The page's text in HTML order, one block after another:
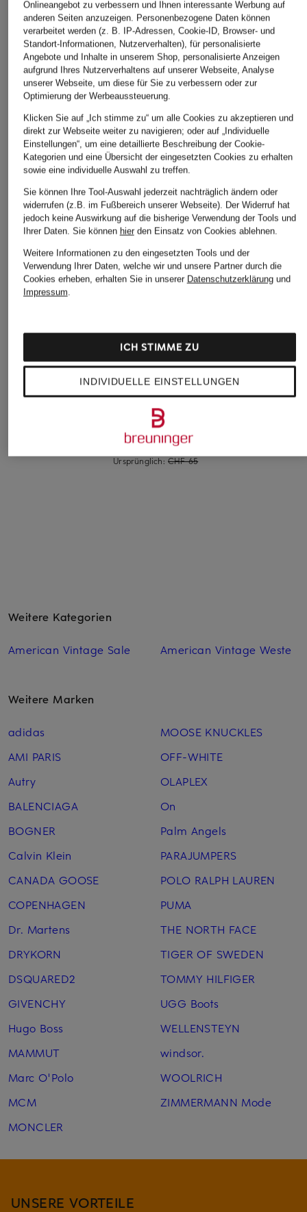
MSCH COPENHAGEN REISS
T-Shirt JOSIE
CHF 45
Ursprünglich: CHF 65
OH APRIL
Weitere Kategorien
American Vintage Sale American Vintage Weste
Weitere Marken
adidas
AMI PARIS
Autry
BALENCIAGA
BOGNER
Calvin Klein
CANADA GOOSE
COPENHAGEN
Dr. Martens
DRYKORN
DSQUARED2
GIVENCHY
Hugo Boss
MAMMUT
Marc O'Polo
MCM
MONCLER
MOOSE KNUCKLES
OFF-WHITE
OLAPLEX
On
Palm Angels
PARAJUMPERS
POLO RALPH LAUREN
PUMA
THE NORTH FACE
TIGER OF SWEDEN
TOMMY HILFIGER
UGG Boots
WELLENSTEYN
windsor.
WOOLRICH
ZIMMERMANN Mode
UNSERE VORTEILE
Onlineangebot zu verbessern und Ihnen interessante Werbung auf
anderen Seiten anzuzeigen. Personenbezogene Daten können
verarbeitet werden (z. B. IP-Adressen, Cookie-ID, Browser- und
Standort-Informationen, Nutzerverhalten), für personalisierte
Angebote und Inhalte in unserem Shop, personalisierte Anzeigen
aufgrund Ihres Nutzerverhaltens auf unserer Webseite, Analyse
unserer Webseite, um diese für Sie zu verbessern oder zur
Optimierung der Werbeaussteuerung.
Klicken Sie auf „Ich stimme zu“ um alle Cookies zu akzeptieren und
direkt zur Webseite weiter zu navigieren; oder auf „Individuelle
Einstellungen“, um eine detaillierte Beschreibung der Cookie-
Kategorien und eine Übersicht der eingesetzten Cookies zu erhalten
sowie eine individuelle Auswahl zu treffen.
Sie können Ihre Tool-Auswahl jederzeit nachträglich ändern oder
widerrufen (z.B. im Fußbereich unserer Webseite). Der Widerruf hat
jedoch keine Auswirkung auf die bisherige Verwendung der Tools und
Ihrer Daten. Sie können hierden Einsatz von Cookies ablehnen.
Weitere Informationen zu den eingesetzten Tools und der
Verwendung Ihrer Daten, welche wir und unsere Partner durch die
Cookies erheben, erhalten Sie in unserer Datenschutzerklärungund
Impressum.
INDIVIDUELLE EINSTELLUNGEN
ICH STIMME ZU